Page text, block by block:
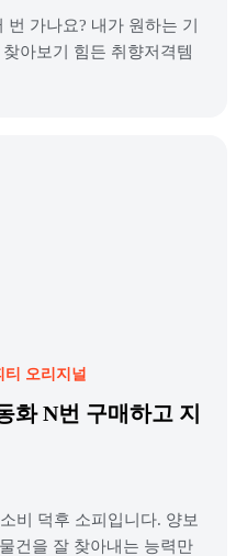
가나요? 내가 원하는 기
아보기 힘든 취향저격템
티 오리지널
화 N번 구매하고 지
비 덕후 소피입니다. 양보
건을 잘 찾아내는 능력만